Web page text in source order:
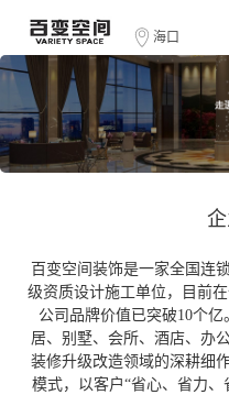
海口
百变空间装饰是一家全国连
级资质设计施工单位，目前
公司品牌价值已突破10个
居、别墅、会所、酒店、办
装修升级改造领域的深耕细
模式，以客户“省心、省力